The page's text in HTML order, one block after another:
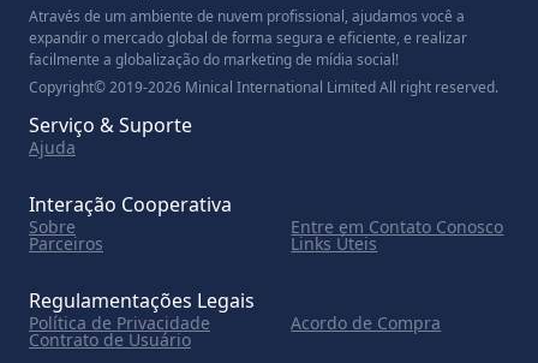
Através de um ambiente de nuvem profissional, ajudamos você a
expandir o mercado global de forma segura e eficiente, e realizar
facilmente a globalização do marketing de mídia social!
Copyright© 2019-2026 Minical International Limited All right reserved.
Serviço & Suporte
Ajuda
Interação Cooperativa
Sobre Entre em Contato Conosco
Parceiros Links Úteis
Regulamentações Legais
Política de Privacidade Acordo de Compra
Contrato de Usuário